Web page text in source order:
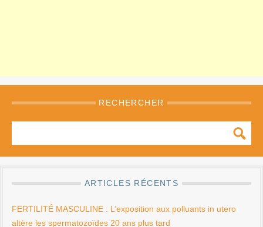
RECHERCHER
ARTICLES RÉCENTS
FERTILITÉ MASCULINE : L’exposition aux polluants in utero
altère les spermatozoïdes 20 ans plus tard